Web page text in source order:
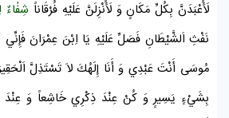
لَأُعْبَدَنَّ بِكُلِّ مَكَانٍ وَ لَأُنْزِلَنَّ عَلَيْهِ فُرْقَاناً شِفٰاءٌ
نَفْثِ اَلشَّيْطَانِ فَصَلِّ عَلَيْهِ يَا اِبْنَ عِمْرَانَ فَإِنِّي
مُوسَى أَنْتَ عَبْدِي وَ أَنَا إِلَهُكَ لاَ تَسْتَذِلَّ
بِشَيْءٍ يَسِيرٍ وَ كُنْ عِنْدَ ذِكْرِي خَاشِعاً وَ عِنْدَ